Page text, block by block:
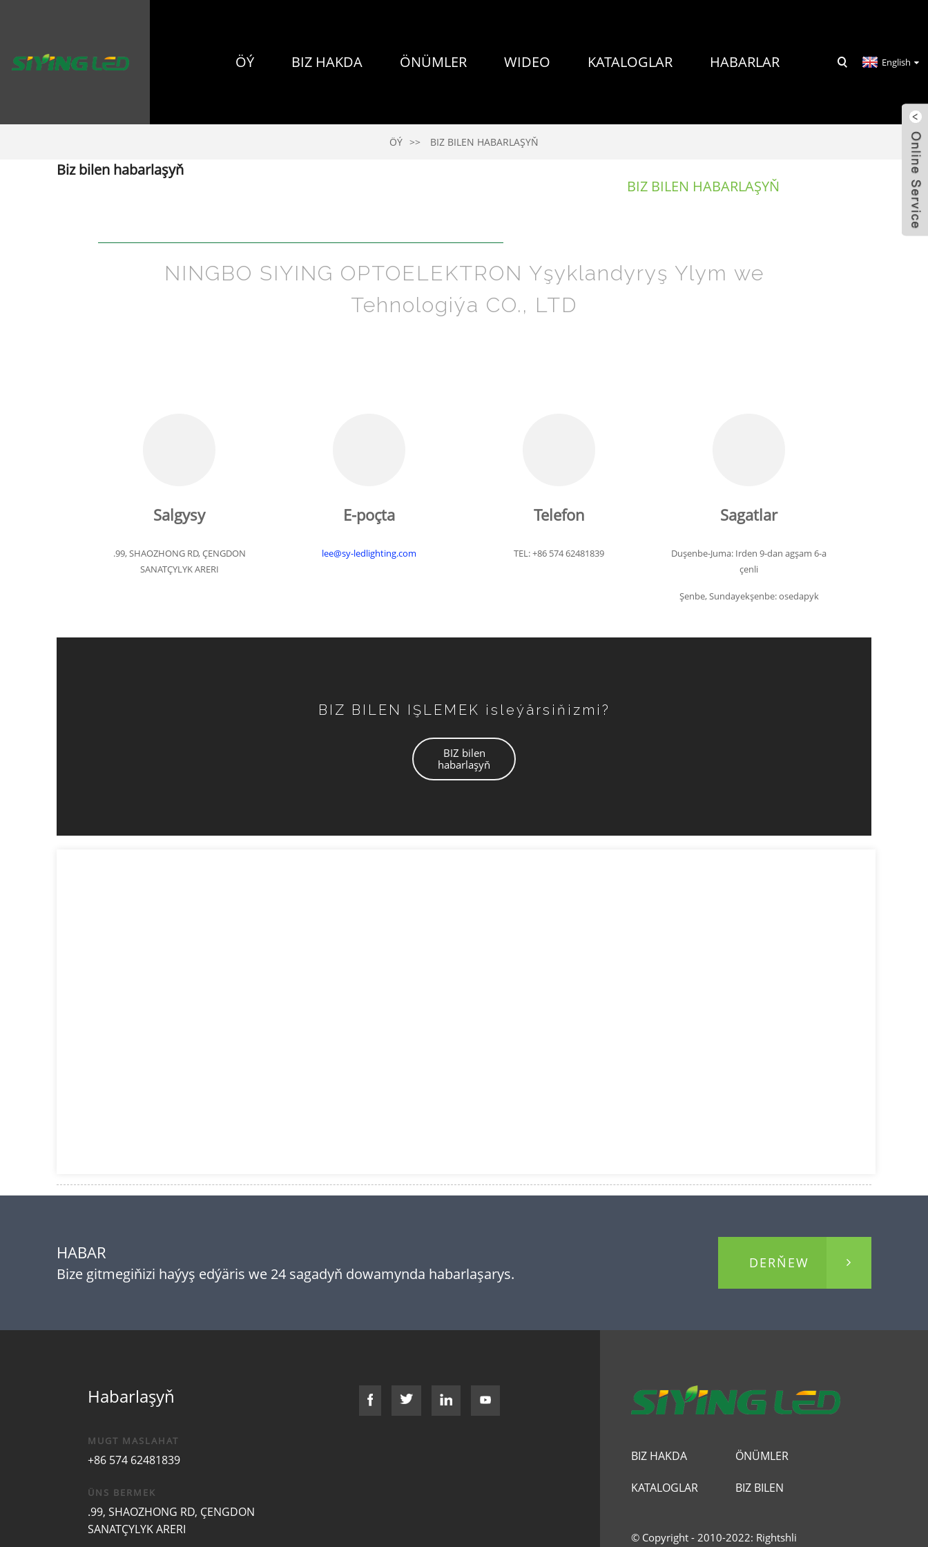
ÖÝ BIZ HAKDA ÖNÜMLER WIDEO KATALOGLAR HABARLAR
BIZ BILEN HABARLAŞYŇ
English
ÖÝ BIZ BILEN HABARLAŞYŇ
Biz bilen habarlaşyň
NINGBO SIYING OPTOELEKTRON Yşyklandyryş Ylym we
Tehnologiýa CO., LTD
Salgysy
.99, SHAOZHONG RD, ÇENGDON
SANATÇYLYK ARERI
E-poçta
lee@sy-ledlighting.com
Telefon
TEL: +86 574 62481839
Sagatlar
Duşenbe-Juma: Irden 9-dan agşam 6-a
çenli
Şenbe, Sundayekşenbe: osedapyk
BIZ BILEN IŞLEMEK isleýärsiňizmi?
BIZ bilen
habarlaşyň
HABAR
Bize gitmegiňizi haýyş edýäris we 24 sagadyň dowamynda habarlaşarys.
DERŇEW
Habarlaşyň
MUGT MASLAHAT
+86 574 62481839
ÜNS BERMEK
.99, SHAOZHONG RD, ÇENGDON
SANATÇYLYK ARERI
BIZ HAKDA ÖNÜMLER
KATALOGLAR
BIZ BILEN
© Copyright - 2010-2022: Rightshli